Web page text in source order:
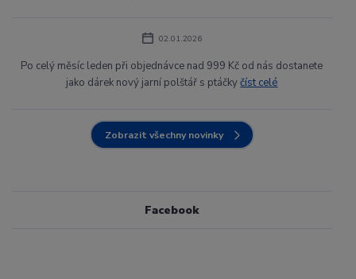
02.01.2026
Po celý měsíc leden při objednávce nad 999 Kč od nás dostanete
jako dárek nový jarní polštář s ptáčkyčíst celé
Zobrazit všechny novinky
Facebook